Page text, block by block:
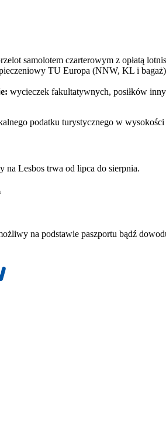
samolotem czarterowym z opłatą
TU Europa (NNW, KL i
wycieczek fakultatywnych, posiłków
podatku turystycznego w
na Lesbos trwa od lipca do sierpnia.
na podstawie paszportu bądź